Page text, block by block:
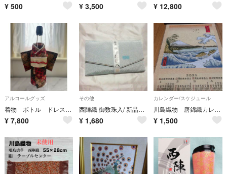
¥ 500 ¥ 3,500 ¥ 12,800
アルコールグッズ
着物 ボトル ドレス 西陣織 Kimono Bottle Dress
¥ 7,800
その他
西陣織 御数珠入/ 新品未使用
¥ 1,680
カレンダー/スケジュール
川島織物 唐錦織カレンダー [駿河薩タ之海上]
¥ 1,500